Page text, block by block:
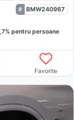
BMW240967
% pentru persoane
Favorite